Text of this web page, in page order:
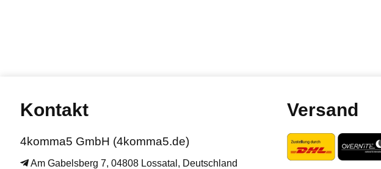
Kontakt
4komma5 GmbH (4komma5.de)
Am Gabelsberg 7, 04808 Lossatal, Deutschland
Versand